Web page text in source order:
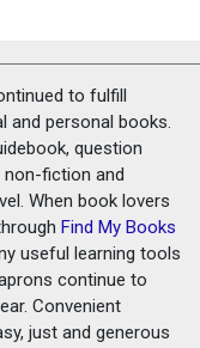
to fulfill
and personal books.
question
non-fiction and
When book lovers
Find My Books
useful learning tools
continue to
Convenient
just and generous